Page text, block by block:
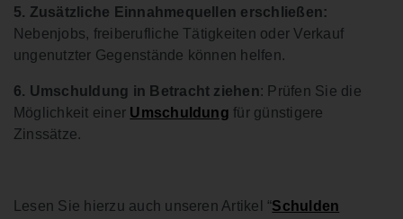
5. Zusätzliche Einnahmequellen erschließen:
Nebenjobs, freiberufliche Tätigkeiten oder Verkauf
ungenutzter Gegenstände können helfen.
6. Umschuldung in Betracht ziehen: Prüfen Sie die
Möglichkeit einer Umschuldung für günstigere
Zinssätze.
Lesen Sie hierzu auch unseren Artikel “Schulden